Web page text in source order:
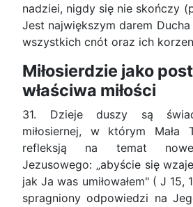
nadziei, nigdy się nie skończy
Jest największym darem
wszystkich cnót oraz ich
Miłosierdzie jako
właściwa miłości
31. Dzieje duszy są
miłosiernej, w którym Mała
refleksją na temat
Jezusowego: „abyście się
jak Ja was umiłowałem" ( J
spragniony odpowiedzi na